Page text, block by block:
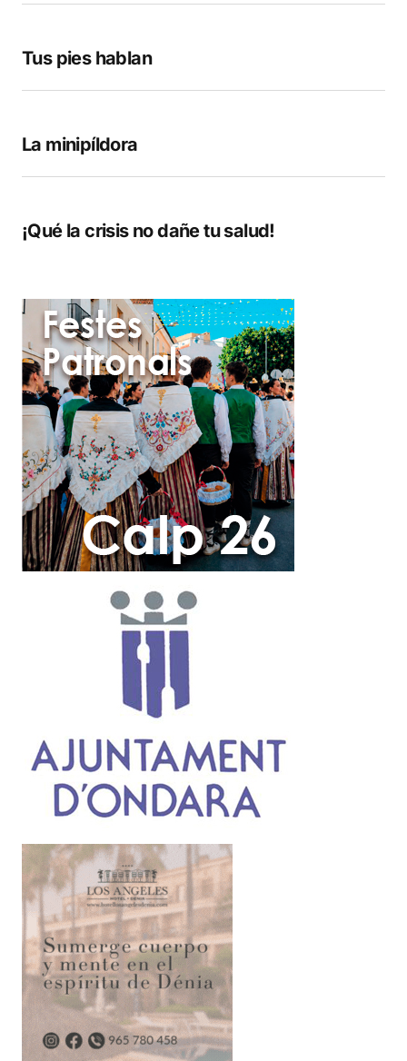
Tus pies hablan
La minipíldora
¡Qué la crisis no dañe tu salud!